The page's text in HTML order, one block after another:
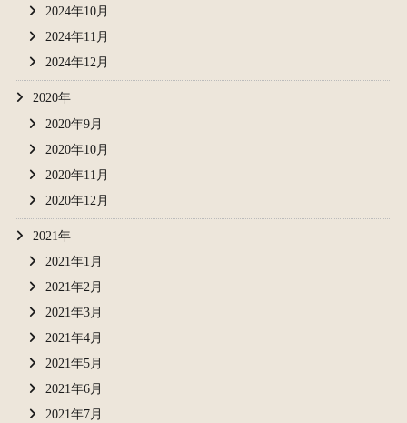
2024年10月
2024年11月
2024年12月
2020年
2020年9月
2020年10月
2020年11月
2020年12月
2021年
2021年1月
2021年2月
2021年3月
2021年4月
2021年5月
2021年6月
2021年7月